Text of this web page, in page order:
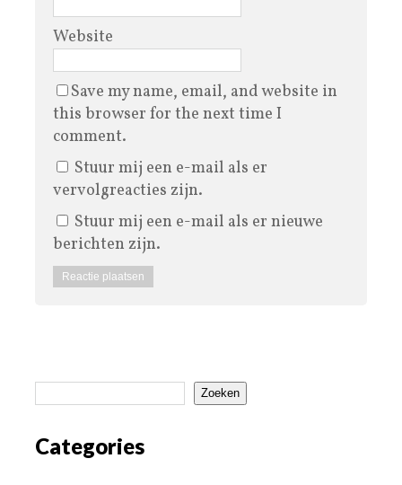
Website
Save my name, email, and website in
this browser for the next time I
comment.
Stuur mij een e-mail als er
vervolgreacties zijn.
Stuur mij een e-mail als er nieuwe
berichten zijn.
Zoeken
Categories